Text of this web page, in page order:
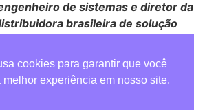
de sistemas e diretor da
brasileira de solução
Advisor.
Desenvolvido por
cookies para garantir que você
melhor experiência em nosso site.